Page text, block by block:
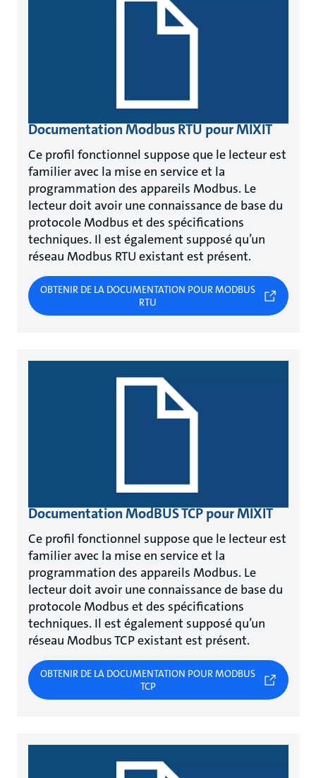
Documentation Modbus RTU pour MIXIT
Ce profil fonctionnel suppose que le lecteur est
familier avec la mise en service et la
programmation des appareils Modbus. Le
lecteur doit avoir une connaissance de base du
protocole Modbus et des spécifications
techniques. Il est également supposé qu’un
réseau Modbus RTU existant est présent.
OBTENIR DE LA DOCUMENTATION POUR MODBUS
RTU
Documentation ModBUS TCP pour MIXIT
Ce profil fonctionnel suppose que le lecteur est
familier avec la mise en service et la
programmation des appareils Modbus. Le
lecteur doit avoir une connaissance de base du
protocole Modbus et des spécifications
techniques. Il est également supposé qu’un
réseau Modbus TCP existant est présent.
OBTENIR DE LA DOCUMENTATION POUR MODBUS
TCP